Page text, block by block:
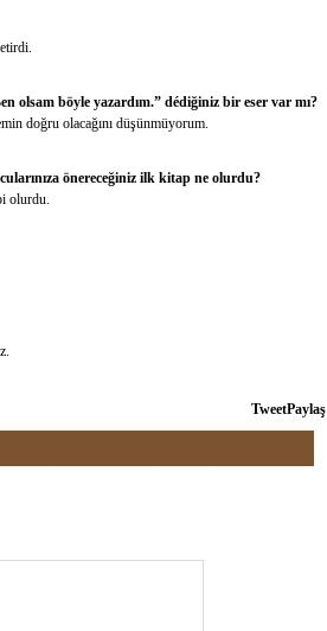
olsam böyle yazardım.” dédiğiniz bir eser var mı?
doğru olacağını düşünmüyorum.
önereceğiniz ilk kitap ne olurdu?
olurdu.
Paylaş
Tweet